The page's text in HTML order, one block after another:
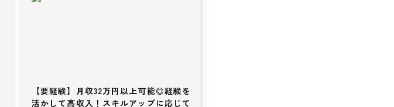
【要経験】月収32万円以上可能◎経験を
活かして高収入！スキルアップに応じて